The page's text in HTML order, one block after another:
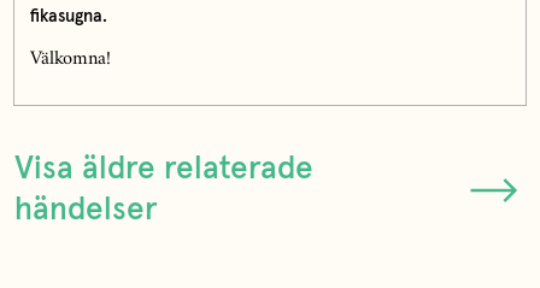
fikasugna.
Välkomna!
Visa äldre relaterade
händelser